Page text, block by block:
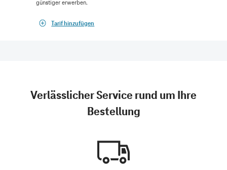
günstiger erwerben.
Tarif hinzufügen